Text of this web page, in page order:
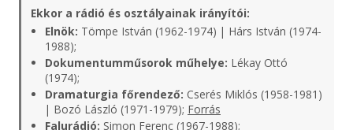
Ekkor a rádió és osztályainak irányítói:
Elnök: Tömpe István (1962-1974) | Hárs István (1974-
1988);
Dokumentumműsorok műhelye: Lékay Ottó
(1974);
Dramaturgia főrendező: Cserés Miklós (1958-1981)
| Bozó László (1971-1979); Forrás
Falurádió: Simon Ferenc (1967-1988);